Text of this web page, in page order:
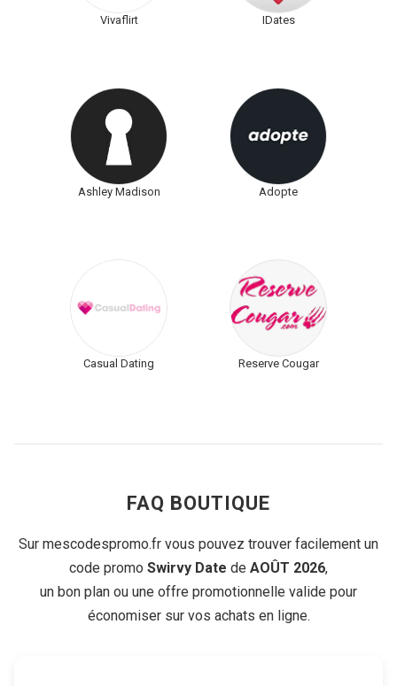
Vivaflirt IDates
Ashley Madison Adopte
Casual Dating Reserve Cougar
FAQ BOUTIQUE
Sur mescodespromo.fr vous pouvez trouver facilement un
code promo Swirvy Date de AOÛT 2026,
un bon plan ou une offre promotionnelle valide pour
économiser sur vos achats en ligne.